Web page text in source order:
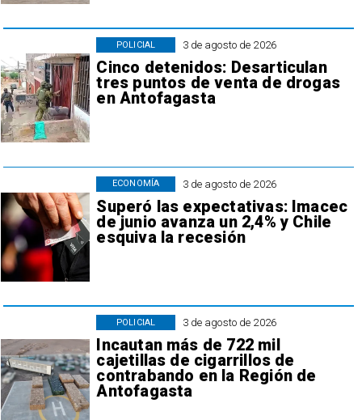
3 de agosto de 2026
Cinco detenidos: Desarticulan
tres puntos de venta de drogas
en Antofagasta
POLICIAL
3 de agosto de 2026
Superó las expectativas: Imacec
de junio avanza un 2,4% y Chile
esquiva la recesión
ECONOMÍA
3 de agosto de 2026
Incautan más de 722 mil
cajetillas de cigarrillos de
contrabando en la Región de
Antofagasta
POLICIAL